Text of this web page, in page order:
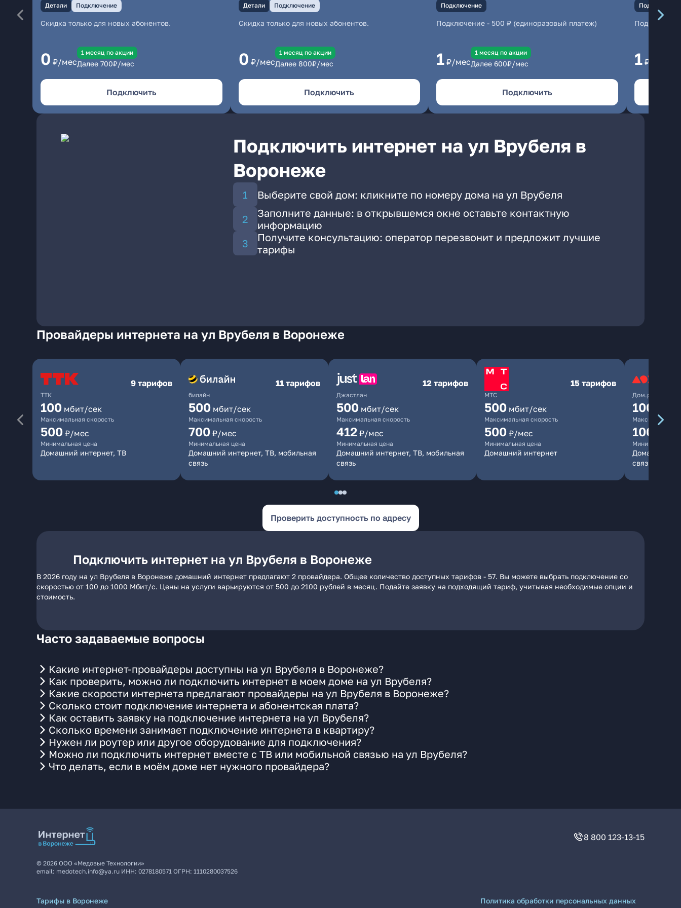
Детали Подключение
Скидка только для новых абонентов.
0 ₽/мес
1 месяц по акции
Далее 700₽/мес
Подключить
Детали Подключение
Скидка только для новых абонентов.
0 ₽/мес
1 месяц по акции
Далее 800₽/мес
Подключить
Подключение
Подключение - 500 ₽ (единоразовый платеж)
1 ₽/мес
1 месяц по акции
Далее 600₽/мес
Подключить
Подключение
1 ₽/мес
Подключить интернет на ул Врубеля в
Воронеже
Выберите свой дом: кликните по номеру дома на ул Врубеля
Заполните данные: в открывшемся окне оставьте контактную
информацию
Получите консультацию: оператор перезвонит и предложит лучшие
тарифы
Провайдеры интернета на ул Врубеля в Воронеже
ТТК
9 тарифов
100 мбит/сек
Максимальная скорость
500 ₽/мес
Минимальная цена
Домашний интернет, ТВ
билайн
11 тарифов
500 мбит/сек
Максимальная скорость
700 ₽/мес
Минимальная цена
Домашний интернет, ТВ, мобильная
связь
Джастлан
12 тарифов
500 мбит/сек
Максимальная скорость
412 ₽/мес
Минимальная цена
Домашний интернет, ТВ, мобильная
связь
МТС
15 тарифов
500 мбит/сек
Максимальная скорость
500 ₽/мес
Минимальная цена
Домашний интернет
Дом.ру
1000
Максимальная
1000
Минимальная
Домашний
связь
Проверить доступность по адресу
Подключить интернет на ул Врубеля в Воронеже
В 2026 году на ул Врубеля в Воронеже домашний интернет предлагают 2 провайдера. Общее количество доступных тарифов - 57. Вы можете выбрать подключение со
скоростью от 100 до 1000 Мбит/с. Цены на услуги варьируются от 500 до 2100 рублей в месяц. Подайте заявку на подходящий тариф, учитывая необходимые опции и
стоимость.
Часто задаваемые вопросы
Какие интернет-провайдеры доступны на ул Врубеля в Воронеже?
Как проверить, можно ли подключить интернет в моем доме на ул Врубеля?
Какие скорости интернета предлагают провайдеры на ул Врубеля в Воронеже?
Сколько стоит подключение интернета и абонентская плата?
Как оставить заявку на подключение интернета на ул Врубеля?
Сколько времени занимает подключение интернета в квартиру?
Нужен ли роутер или другое оборудование для подключения?
Можно ли подключить интернет вместе с ТВ или мобильной связью на ул Врубеля?
Что делать, если в моём доме нет нужного провайдера?
8 800 123-13-15
© 2026 ООО «Медовые Технологии»
email: medotech.info@ya.ru ИНН: 0278180571 ОГРН: 1110280037526
Тарифы в Воронеже
Политика обработки персональных данных